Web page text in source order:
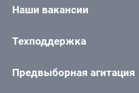
Наши вакансии
Техподдержка
Предвыборная агитация